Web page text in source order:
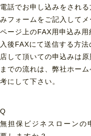
電話でお申し込みをされ
みフォームをご記入して
ページ上のFAX用申込み
入後FAXにて送信する方
店して頂いての申込みは
までの流れは、弊社ホー
考にして下さい。
Q
無担保ビジネスローンの